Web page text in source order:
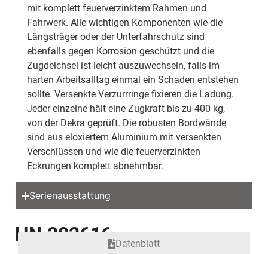
mit komplett feuerverzinktem Rahmen und
Fahrwerk. Alle wichtigen Komponenten wie die
Längsträger oder der Unterfahrschutz sind
ebenfalls gegen Korrosion geschützt und die
Zugdeichsel ist leicht auszuwechseln, falls im
harten Arbeitsalltag einmal ein Schaden entstehen
sollte. Versenkte Verzurrringe fixieren die Ladung.
Jeder einzelne hält eine Zugkraft bis zu 400 kg,
von der Dekra geprüft. Die robusten Bordwände
sind aus eloxiertem Aluminium mit versenkten
Verschlüssen und wie die feuerverzinkten
Eckrungen komplett abnehmbar.
Serienausstattung
HN 202616 Datenblatt